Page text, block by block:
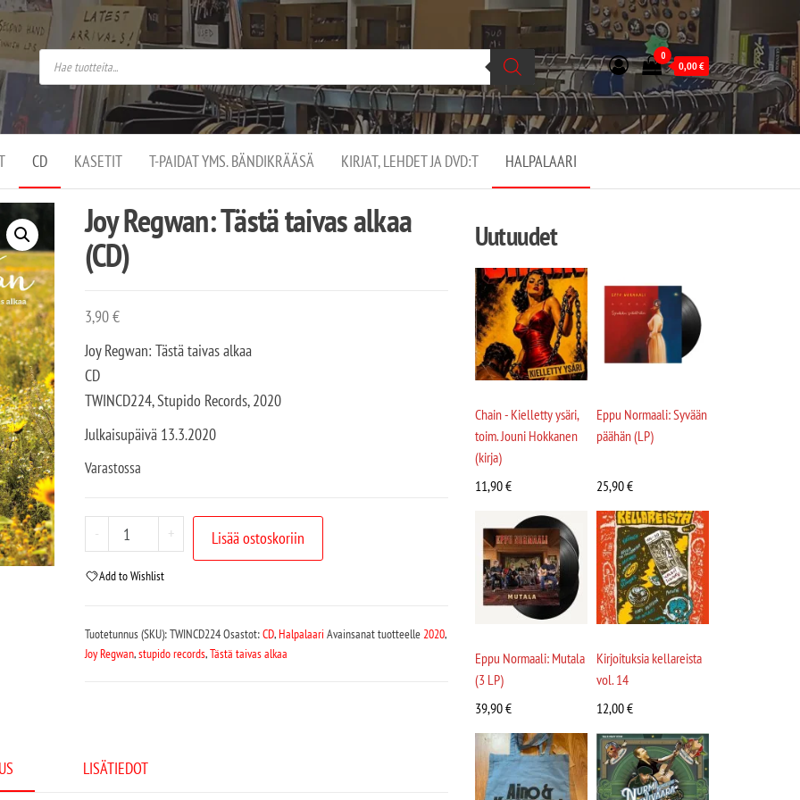
–
on
0
0,00€
CD KASETIT T-PAIDAT YMS. BÄNDIKRÄÄSÄ KIRJAT, LEHDET JA DVD:T HALPALAARI
Joy Regwan: Tästä taivas alkaa
(CD)
3,90€
Joy Regwan: Tästä taivas alkaa
CD
TWINCD224, Stupido Records, 2020
Julkaisupäivä 13.3.2020
Varastossa
- + Lisää ostoskoriin
Add to Wishlist
Tuotetunnus (SKU):TWINCD224Osastot:CD,Halpalaari Avainsanat tuotteelle2020,
Joy Regwan,stupido records,Tästä taivas alkaa
LISÄTIEDOT
Uutuudet
Chain - Kielletty ysäri,
toim. Jouni Hokkanen
(kirja)
11,90€
Eppu Normaali: Syvään
päähän (LP)
25,90€
Eppu Normaali: Mutala
(3 LP)
39,90€
Kirjoituksia kellareista
vol. 14
12,00€